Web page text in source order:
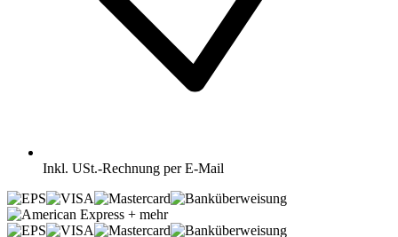
Inkl. USt.-Rechnung per E-Mail
+ mehr